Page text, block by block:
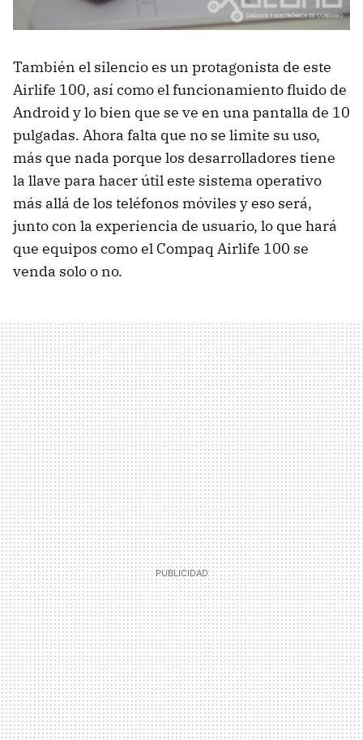
También el silencio es un protagonista de este
Airlife 100, así como el funcionamiento fluido de
Android y lo bien que se ve en una pantalla de 10
pulgadas. Ahora falta que no se limite su uso,
más que nada porque los desarrolladores tiene
la llave para hacer útil este sistema operativo
más allá de los teléfonos móviles y eso será,
junto con la experiencia de usuario, lo que hará
que equipos como el Compaq Airlife 100 se
venda solo o no.